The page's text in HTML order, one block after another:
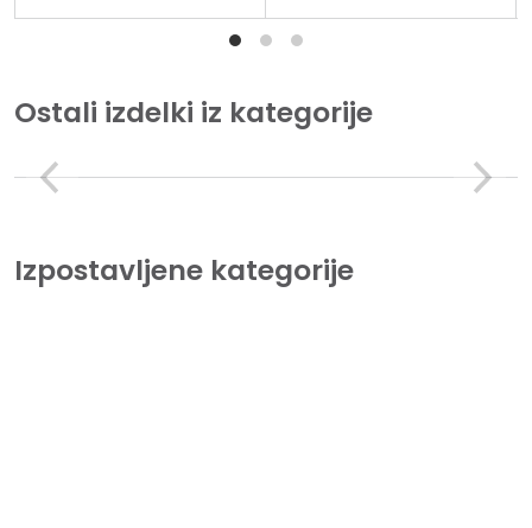
Ostali izdelki iz kategorije
Izpostavljene kategorije